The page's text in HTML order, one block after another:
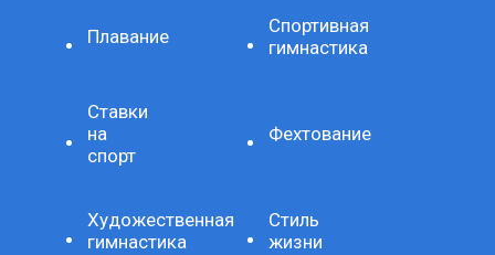
Плавание
Спортивная
гимнастика
Ставки
на
спорт
Фехтование
Художественная
гимнастика
Стиль
жизни